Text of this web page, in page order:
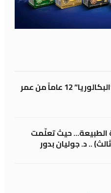
كابوس النتائج.. حين تختزل “البكالوريا” 12 عاماً من عمر
حيث تعلّمت
.. د. جوليان بدور